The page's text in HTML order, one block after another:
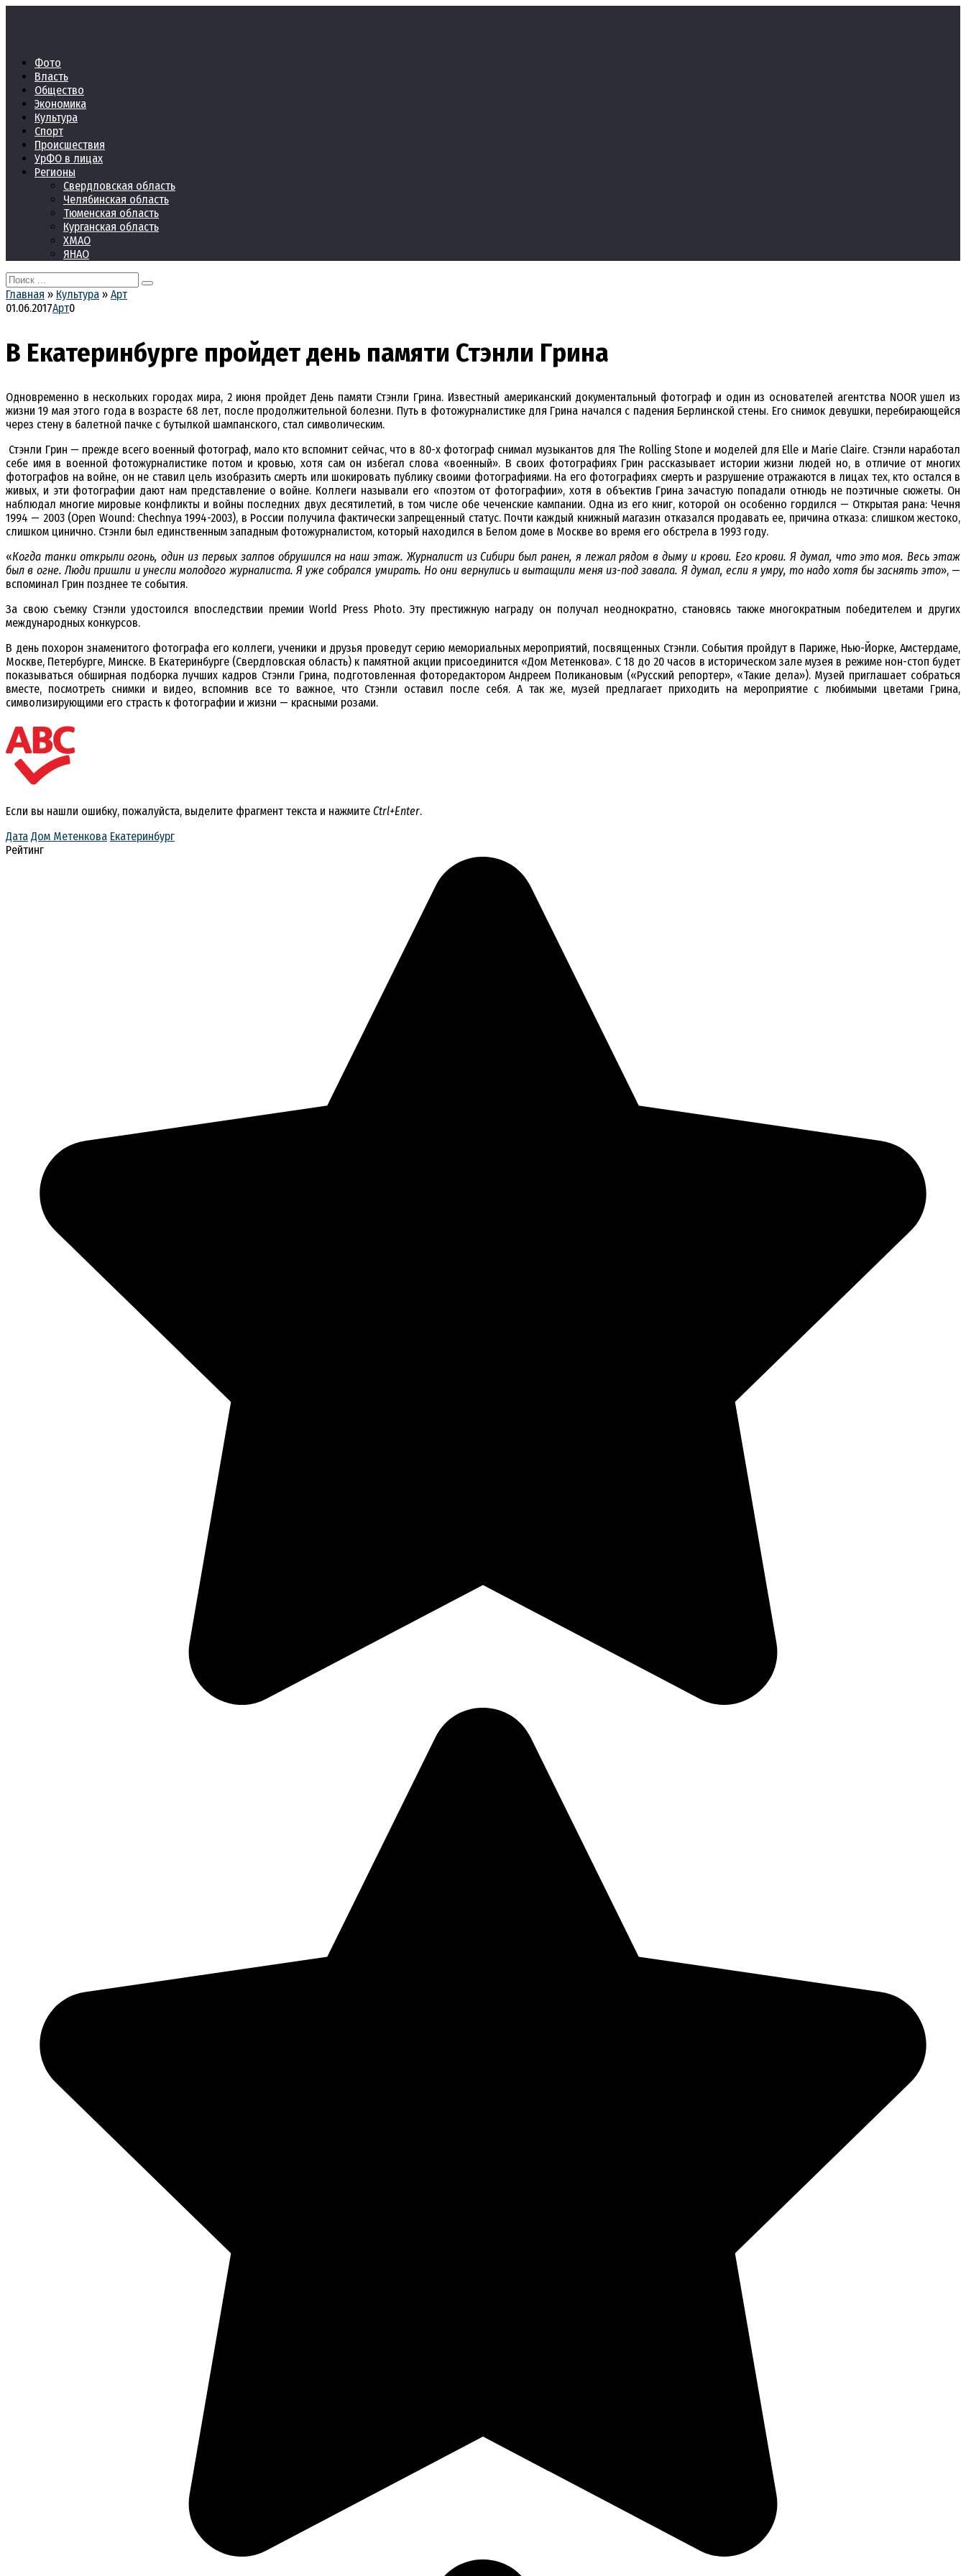
Фото
Власть
Общество
Экономика
Культура
Спорт
Происшествия
УрФО в лицах
Регионы
Свердловская область
Челябинская область
Тюменская область
Курганская область
ХМАО
ЯНАО
Search
for:
Главная » Культура » Арт
01.06.2017Арт0
В Екатеринбурге пройдет день памяти Стэнли Грина
Одновременно в нескольких городах мира, 2 июня пройдет День памяти Стэнли Грина. Известный американский документальный фотограф и один из основателей агентства NOOR ушел из
жизни 19 мая этого года в возрасте 68 лет, после продолжительной болезни. Путь в фотожурналистике для Грина начался с падения Берлинской стены. Его снимок девушки, перебирающейся
через стену в балетной пачке с бутылкой шампанского, стал символическим.
Стэнли Грин — прежде всего военный фотограф, мало кто вспомнит сейчас, что в 80-х фотограф снимал музыкантов для The Rolling Stone и моделей для Elle и Marie Claire. Стэнли наработал
себе имя в военной фотожурналистике потом и кровью, хотя сам он избегал слова «военный». В своих фотографиях Грин рассказывает истории жизни людей но, в отличие от многих
фотографов на войне, он не ставил цель изобразить смерть или шокировать публику своими фотографиями. На его фотографиях смерть и разрушение отражаются в лицах тех, кто остался в
живых, и эти фотографии дают нам представление о войне. Коллеги называли его «поэтом от фотографии», хотя в объектив Грина зачастую попадали отнюдь не поэтичные сюжеты. Он
наблюдал многие мировые конфликты и войны последних двух десятилетий, в том числе обе чеченские кампании. Одна из его книг, которой он особенно гордился — Открытая рана: Чечня
1994 — 2003 (Open Wound: Chechnya 1994-2003), в России получила фактически запрещенный статус. Почти каждый книжный магазин отказался продавать ее, причина отказа: слишком жестоко,
слишком цинично. Стэнли был единственным западным фотожурналистом, который находился в Белом доме в Москве во время его обстрела в 1993 году.
«Когда танки открыли огонь, один из первых залпов обрушился на наш этаж. Журналист из Сибири был ранен, я лежал рядом в дыму и крови. Его крови. Я думал, что это моя. Весь этаж
был в огне. Люди пришли и унесли молодого журналиста. Я уже собрался умирать. Но они вернулись и вытащили меня из-под завала. Я думал, если я умру, то надо хотя бы заснять это», —
вспоминал Грин позднее те события.
За свою съемку Стэнли удостоился впоследствии премии World Press Photo. Эту престижную награду он получал неоднократно, становясь также многократным победителем и других
международных конкурсов.
В день похорон знаменитого фотографа его коллеги, ученики и друзья проведут серию мемориальных мероприятий, посвященных Стэнли. События пройдут в Париже, Нью-Йорке, Амстердаме,
Москве, Петербурге, Минске. В Екатеринбурге (Свердловская область) к памятной акции присоединится «Дом Метенкова». С 18 до 20 часов в историческом зале музея в режиме нон-стоп будет
показываться обширная подборка лучших кадров Стэнли Грина, подготовленная фоторедактором Андреем Поликановым («Русский репортер», «Такие дела»). Музей приглашает собраться
вместе, посмотреть снимки и видео, вспомнив все то важное, что Стэнли оставил после себя. А так же, музей предлагает приходить на мероприятие с любимыми цветами Грина,
символизирующими его страсть к фотографии и жизни — красными розами.
Если вы нашли ошибку, пожалуйста, выделите фрагмент текста и нажмите Ctrl+Enter.
Дата Дом Метенкова Екатеринбург
Рейтинг